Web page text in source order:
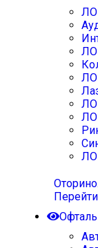
Перейти